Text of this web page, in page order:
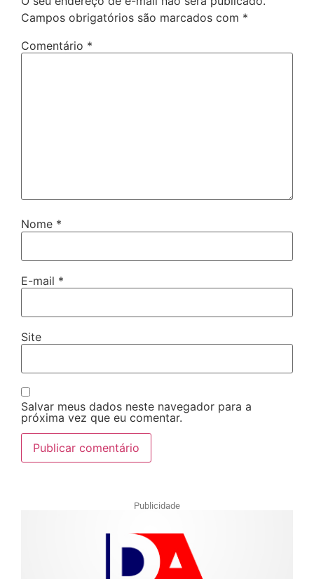
Campos obrigatórios são marcados com *
Comentário *
Nome *
E-mail *
Site
Salvar meus dados neste navegador para a
próxima vez que eu comentar.
Publicidade